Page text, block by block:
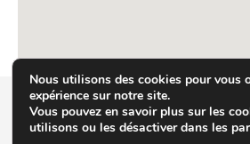
© 2026 JC DUCLOS
Mentions légales
Site
Nous utilisons des cookies pour vous
expérience sur notre site.
Vous pouvez en savoir plus sur les
utilisons ou les désactiver dans les